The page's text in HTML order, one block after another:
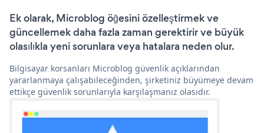
Ek olarak, Microblog öğesini özelleştirmek ve
güncellemek daha fazla zaman gerektirir ve büyük
olasılıkla yeni sorunlara veya hatalara neden olur.
Bilgisayar korsanları Microblog güvenlik açıklarından
yararlanmaya çalışabileceğinden, şirketiniz büyümeye devam
ettikçe güvenlik sorunlarıyla karşılaşmanız olasıdır.